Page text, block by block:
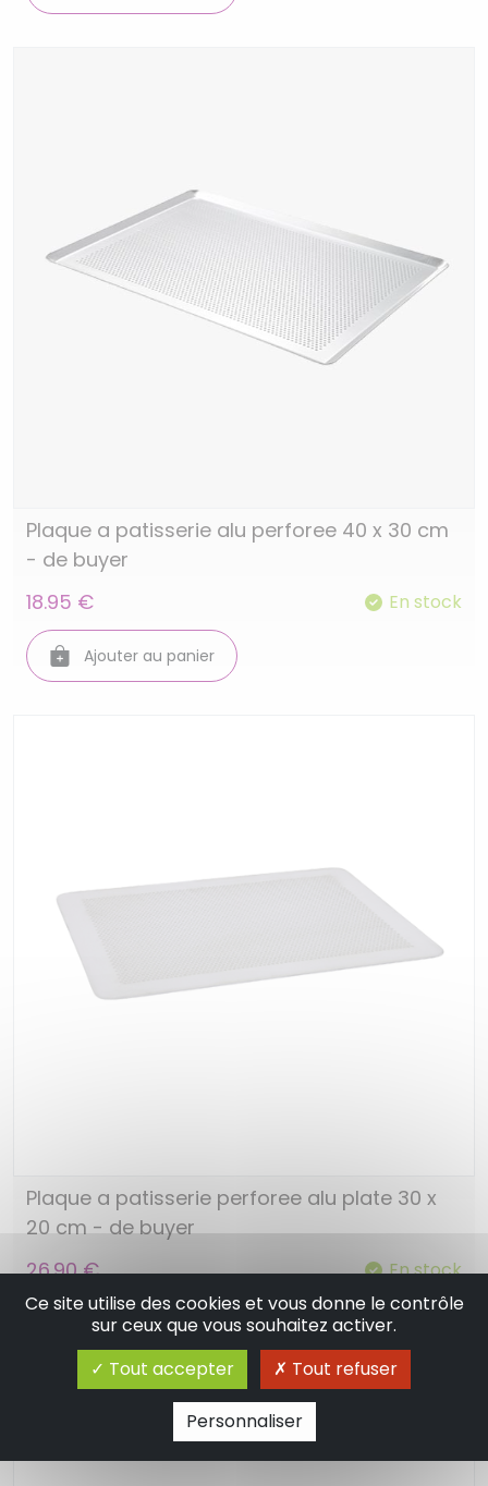
Plaque a patisserie alu perforee 40 x 30 cm
- de buyer
18.95 €
En stock
Ajouter au panier
Plaque a patisserie perforee alu plate 30 x
20 cm - de buyer
26.90 €
En stock
Ajouter au panier
Ce site utilise des cookies et vous donne le contrôle
sur ceux que vous souhaitez activer.
Tout accepter
Tout refuser
Personnaliser